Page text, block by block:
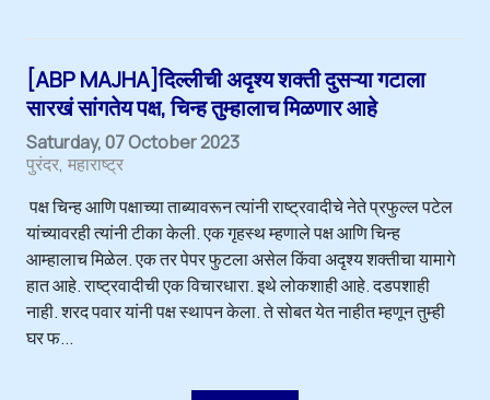
[ABP MAJHA]दिल्लीची अदृश्य शक्ती दुसऱ्या गटाला
सारखं सांगतेय पक्ष, चिन्ह तुम्हालाच मिळणार आहे
Saturday, 07 October 2023
पुरंदर महाराष्ट्र
पक्ष चिन्ह आणि पक्षाच्या ताब्यावरून त्यांनी राष्ट्रवादीचे नेते प्रफुल्ल पटेल
यांच्यावरही त्यांनी टीका केली. एक गृहस्थ म्हणाले पक्ष आणि चिन्ह
आम्हालाच मिळेल. एक तर पेपर फुटला असेल किंवा अदृश्य शक्तीचा यामागे
हात आहे. राष्ट्रवादीची एक विचारधारा. इथे लोकशाही आहे. दडपशाही
नाही. शरद पवार यांनी पक्ष स्थापन केला. ते सोबत येत नाहीत म्हणून तुम्ही
घर फ...